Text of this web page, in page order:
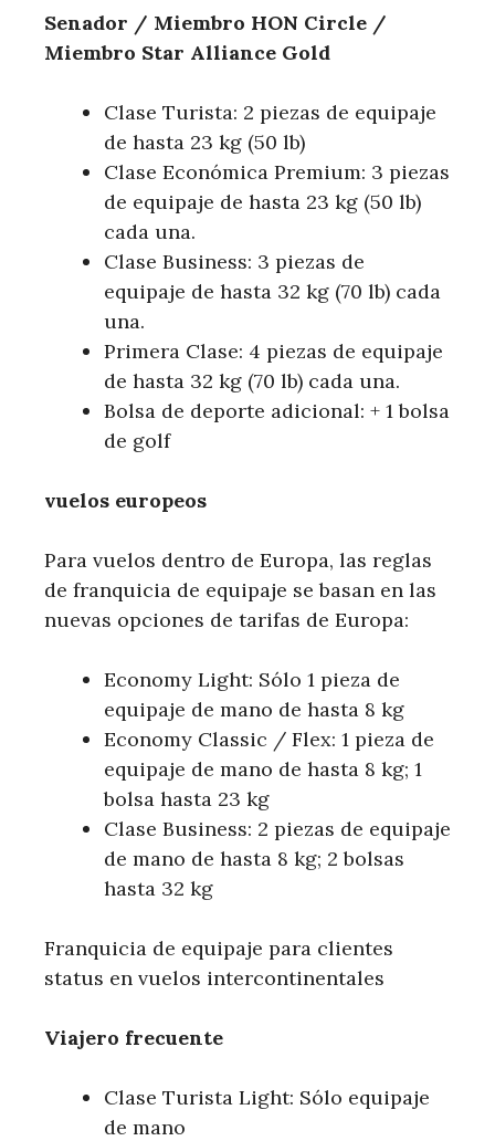
Senador / Miembro HON Circle /
Miembro Star Alliance Gold
Clase Turista: 2 piezas de equipaje
de hasta 23 kg (50 lb)
Clase Económica Premium: 3 piezas
de equipaje de hasta 23 kg (50 lb)
cada una.
Clase Business: 3 piezas de
equipaje de hasta 32 kg (70 lb) cada
una.
Primera Clase: 4 piezas de equipaje
de hasta 32 kg (70 lb) cada una.
Bolsa de deporte adicional: + 1 bolsa
de golf
vuelos europeos
Para vuelos dentro de Europa, las reglas
de franquicia de equipaje se basan en las
nuevas opciones de tarifas de Europa:
Economy Light: Sólo 1 pieza de
equipaje de mano de hasta 8 kg
Economy Classic / Flex: 1 pieza de
equipaje de mano de hasta 8 kg; 1
bolsa hasta 23 kg
Clase Business: 2 piezas de equipaje
de mano de hasta 8 kg; 2 bolsas
hasta 32 kg
Franquicia de equipaje para clientes
status en vuelos intercontinentales
Viajero frecuente
Clase Turista Light: Sólo equipaje
de mano